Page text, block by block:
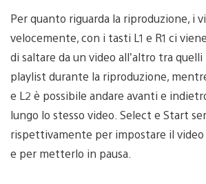
Per quanto riguarda la riproduzione, i
velocemente, con i tasti L1 e R1 ci
di saltare da un video all’altro tra
playlist durante la riproduzione,
e L2 è possibile andare avanti e
lungo lo stesso video. Select e Start
rispettivamente per impostare il
e per metterlo in pausa.